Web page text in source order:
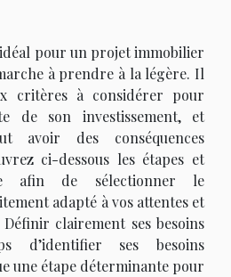
pour un projet immobilier
à prendre à la légère. Il
critères à considérer pour
de son investissement, et
avoir des conséquences
ci-dessous les étapes et
afin de sélectionner le
adapté à vos attentes et
Définir clairement ses besoins
d’identifier ses besoins
une étape déterminante pour